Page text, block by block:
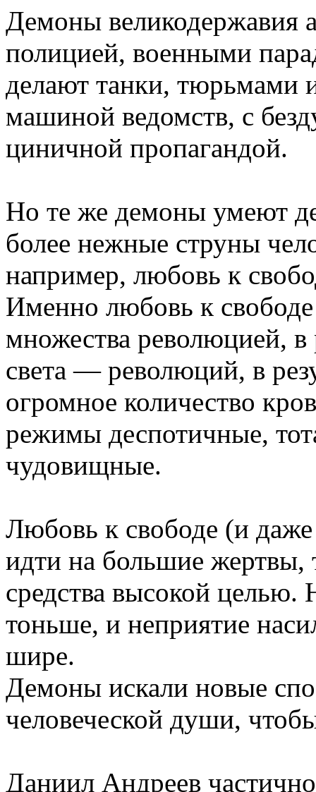
Демоны великодержавия
полицией, военными
делают танки, тюрьмами
машиной ведомств, с
циничной пропагандой.
Но те же демоны умеют
более нежные струны
например, любовь к
Именно любовь к
множества революцией, в
света — революций, в
огромное количество
режимы деспотичные,
чудовищные.
Любовь к свободе (и
идти на большие жертвы,
средства высокой
тоньше, и неприятие
шире.
Демоны искали новые
человеческой души,
Даниил Андреев